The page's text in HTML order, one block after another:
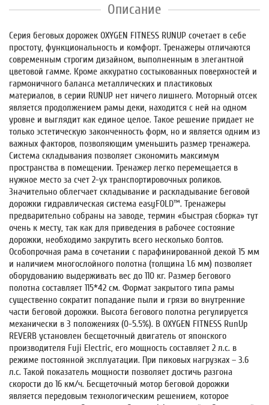
Описание
Серия беговых дорожек OXYGEN FITNESS RUNUP сочетает в себе
простоту, функциональность и комфорт. Тренажеры отличаются
современным строгим дизайном, выполненным в элегантной
цветовой гамме. Кроме аккуратно состыкованных поверхностей и
гармоничного баланса металлических и пластиковых
материалов, в серии RUNUP нет ничего лишнего. Моторный отсек
является продолжением рамы деки, находится с ней на одном
уровне и выглядит как единое целое. Такое решение придает не
только эстетическую законченность форм, но и является одним из
важных факторов, позволяющим уменьшить размер тренажера.
Система складывания позволяет сэкономить максимум
пространства в помещении. Тренажер легко перемещается в
нужное место за счет 2-ух транспортировочных роликов.
Значительно облегчает складывание и раскладывание беговой
дорожки гидравлическая система easyFOLD™. Тренажеры
предварительно собраны на заводе, термин «быстрая сборка» тут
очень к месту, так как для приведения в рабочее состояние
дорожки, необходимо закрутить всего несколько болтов.
Особопрочная рама в сочетании с парафинированной декой 15 мм
и наличием многослойного полотна (толщина 1.6 мм) позволяет
оборудованию выдерживать вес до 110 кг. Размер бегового
полотна составляет 115*42 см. Формат закрытого типа рамы
существенно сократит попадание пыли и грязи во внутренние
части беговой дорожки. Высота бегового полотна регулируется
механически в 3 положениях (0-5.5%). В OXYGEN FITNESS RunUp
REVERB установлен бесщеточный двигатель от японского
производителя Fuji Electric, его мощность составляет 2 л.с. в
режиме постоянной эксплуатации. При пиковых нагрузках – 3.6
л.с. Такой показатель мощности позволяет достичь разгона
скорости до 16 км/ч. Бесщеточный мотор беговой дорожки
является передовым технологическим решением, которое